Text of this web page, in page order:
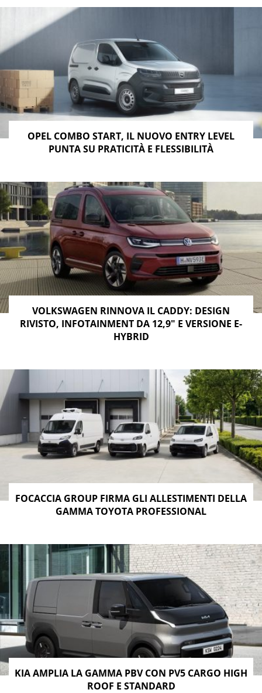
OPEL COMBO START, IL NUOVO ENTRY LEVEL
PUNTA SU PRATICITÀ E FLESSIBILITÀ
VOLKSWAGEN RINNOVA IL CADDY: DESIGN
RIVISTO, INFOTAINMENT DA 12,9″ E VERSIONE E-
HYBRID
FOCACCIA GROUP FIRMA GLI ALLESTIMENTI DELLA
GAMMA TOYOTA PROFESSIONAL
KIA AMPLIA LA GAMMA PBV CON PV5 CARGO HIGH
ROOF E STANDARD